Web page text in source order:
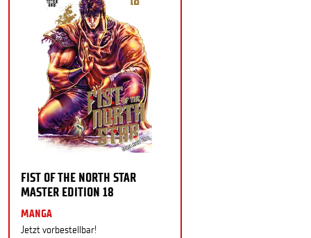
FIST OF THE NORTH STAR
MASTER EDITION 18
MANGA
Jetzt vorbestellbar!